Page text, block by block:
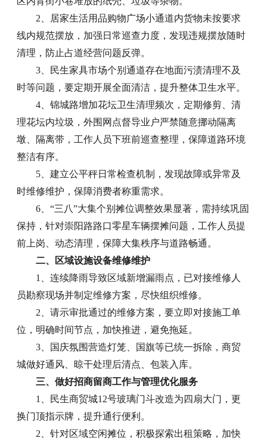
2、居家生活用品购物广场小通道内货物未按要求
线内规范摆放，加强日常巡查力度，发现违规摆放随时
清理，防止占道经营问题反弹。
3、民生家具市场个别通道存在地面污渍清理不及
时等问题，要定期开展全面清洁，提升整体卫生水平。
4、锦城路增加花坛卫生清理频次，定期修剪、清
理花坛内垃圾，外围网点督导业户严禁随意挪动隔离
墩、隔离带，工作人员下班前巡查整理，保障道路环境
整洁有序。
5、建立公平秤日常检查机制，发现故障或异常及
时维修维护，保障消费者称重需求。
6、“三八”大集个别摊位调整效果显著，需持续巩固
保持，针对崇阳路路口零星车辆摆摊问题，工作人员提
前上岗、动态清理，保障大集秩序与道路畅通。
二、区域设施设备维修维护
1、连续降雨导致区域新增漏雨点，已对接维修人
员勘察现场并制定维修方案，尽快组织维修。
2、请示审批通过的维修方案，要立即对接施工单
位，明确时间节点，加快推进，避免拖延。
3、国庆氛围营造灯笼、国旗等已统一拆除，商贸
城做好通风、晾干处理后清点、包装入库。
三、做好招商留商工作与管理优化服务
1、民生商贸城12号玻璃门斗改造为四扇大门，更
换门顶指示牌，提升通行便利。
2、针对区域空闲摊位，积极探索出租策略，加快